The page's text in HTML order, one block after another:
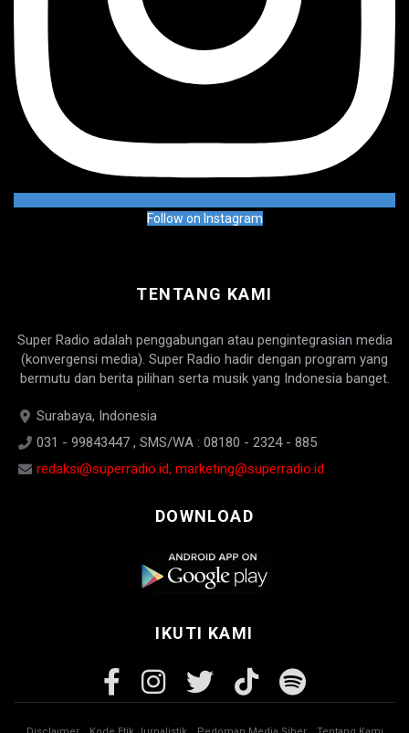
Follow on Instagram
TENTANG KAMI
Super Radio adalah penggabungan atau pengintegrasian media
(konvergensi media). Super Radio hadir dengan program yang
bermutu dan berita pilihan serta musik yang Indonesia banget.
Surabaya, Indonesia
031 - 99843447 , SMS/WA : 08180 - 2324 - 885
redaksi@superradio.id, marketing@superradio.id
DOWNLOAD
IKUTI KAMI